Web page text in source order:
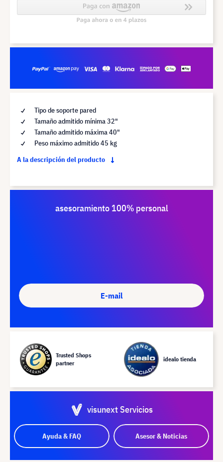
Tipo de soporte pared
Tamaño admitido mínima 32"
Tamaño admitido máxima 40"
Peso máximo admitido 45 kg
A la descripción del producto
asesoramiento 100% personal
E-mail
Trusted Shops
partner
idealo tienda
visunext Servicios
Ayuda & FAQ Asesor & Noticias